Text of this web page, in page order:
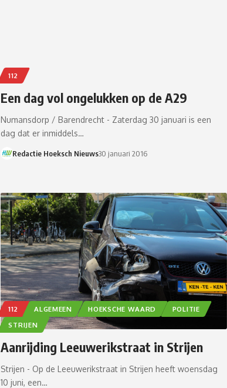
112
Een dag vol ongelukken op de A29
Numansdorp / Barendrecht - Zaterdag 30 januari is een
dag dat er inmiddels…
Redactie Hoeksch Nieuws30 januari 2016
112 ALGEMEEN HOEKSCHE WAARD
POLITIE
STRIJEN
Aanrijding Leeuwerikstraat in Strijen
Strijen - Op de Leeuwerikstraat in Strijen heeft woensdag
10 juni, een…